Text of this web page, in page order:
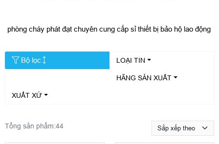
phòng cháy phát đạt chuyên cung cấp sỉ thiết bị bảo hộ lao động
Bộ lọc LOẠI TIN
HÃNG SẢN XUẤT
XUẤT XỨ
Tổng sản phẩm:44